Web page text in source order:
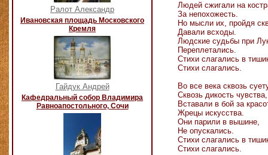
Ралот Александр
Ивановская площадь Московского
Кремля
Гайдук Андрей
Кафедральный собор Владимира
Равноапостольного, Сочи
Людей сжигали на
За непохожесть.
Но мысли их, пройдя
Давали всходы.
Людские судьбы при
Переплетались.
Стихи слагались в
Стихи слагались.
Во все века сквозь
Сквозь дикость чувства,
Вставали в бой за
Жрецы искусства.
Они парили в вышине,
Не опускались.
Стихи слагались в
Стихи слагались.